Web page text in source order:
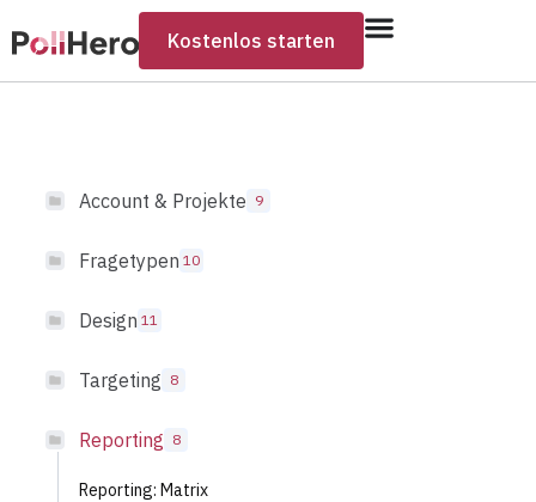
Kostenlos starten
Account & Projekte 9
Fragetypen 10
Design 11
Targeting 8
Reporting 8
Reporting: Matrix